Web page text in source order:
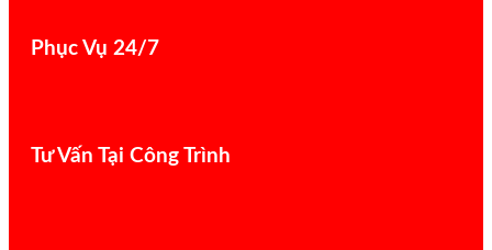
Phục Vụ 24/7
Tư Vấn Tại Công Trình